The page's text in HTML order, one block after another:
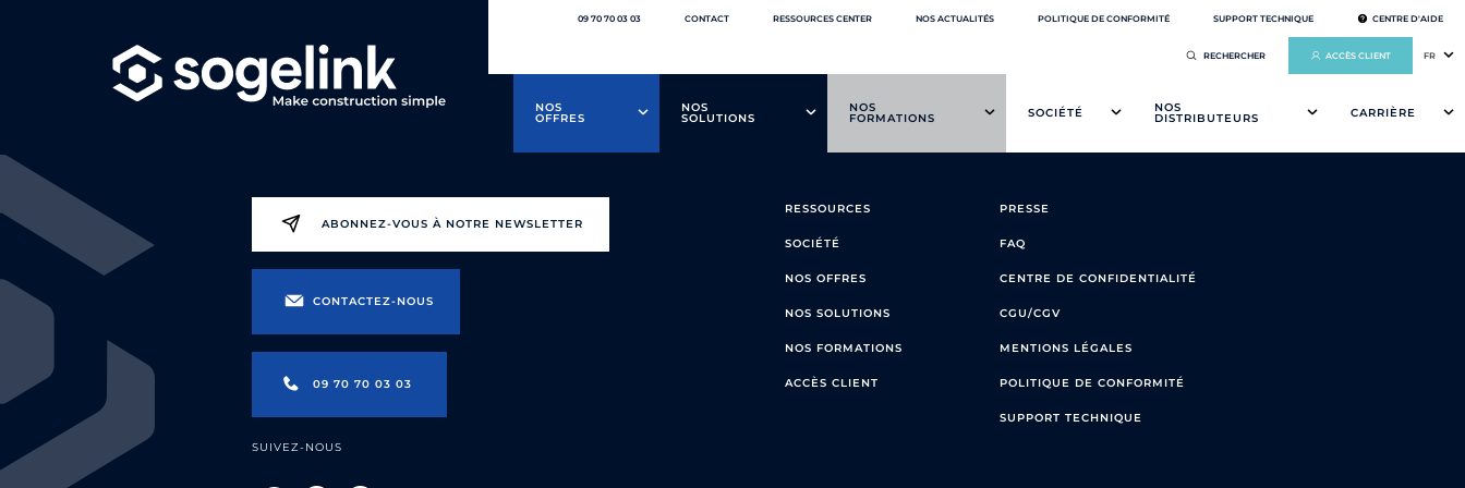
09 70 70 03 03 CONTACT RESSOURCES CENTER NOS ACTUALITÉS POLITIQUE DE CONFORMITÉ SUPPORT TECHNIQUE CENTRE D'AIDE
ACCÈS CLIENT FR
NOS
OFFRES
NOS
SOLUTIONS
NOS
FORMATIONS SOCIÉTÉ NOS
DISTRIBUTEURS CARRIÈRE
ABONNEZ-VOUS À NOTRE NEWSLETTER
CONTACTEZ-NOUS
09 70 70 03 03
SUIVEZ-NOUS
RESSOURCES
SOCIÉTÉ
NOS OFFRES
NOS SOLUTIONS
NOS FORMATIONS
ACCÈS CLIENT
PRESSE
FAQ
CENTRE DE CONFIDENTIALITÉ
CGU/CGV
MENTIONS LÉGALES
POLITIQUE DE CONFORMITÉ
SUPPORT TECHNIQUE